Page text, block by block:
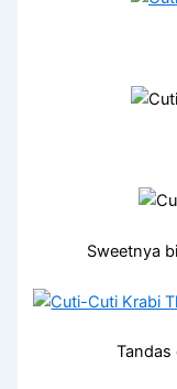
Sweetnya
Tandas